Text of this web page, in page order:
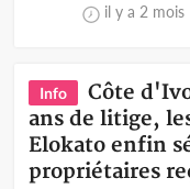
il y a 2 mois
Info
Côte
ans de litige,
Elokato enfin
propriétaires